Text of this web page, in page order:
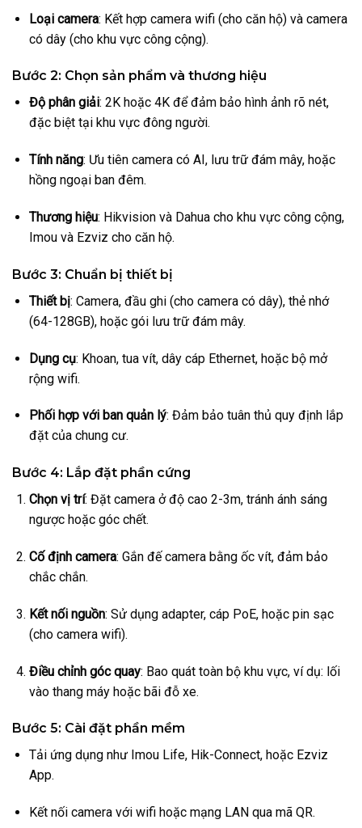
Loại camera: Kết hợp camera wifi (cho căn hộ) và camera
có dây (cho khu vực công cộng).
Bước 2: Chọn sản phẩm và thương hiệu
Độ phân giải: 2K hoặc 4K để đảm bảo hình ảnh rõ nét,
đặc biệt tại khu vực đông người.
Tính năng: Ưu tiên camera có AI, lưu trữ đám mây, hoặc
hồng ngoại ban đêm.
Thương hiệu: Hikvision và Dahua cho khu vực công cộng,
Imou và Ezviz cho căn hộ.
Bước 3: Chuẩn bị thiết bị
Thiết bị: Camera, đầu ghi (cho camera có dây), thẻ nhớ
(64-128GB), hoặc gói lưu trữ đám mây.
Dụng cụ: Khoan, tua vít, dây cáp Ethernet, hoặc bộ mở
rộng wifi.
Phối hợp với ban quản lý: Đảm bảo tuân thủ quy định lắp
đặt của chung cư.
Bước 4: Lắp đặt phần cứng
Chọn vị trí: Đặt camera ở độ cao 2-3m, tránh ánh sáng
ngược hoặc góc chết.
Cố định camera: Gắn đế camera bằng ốc vít, đảm bảo
chắc chắn.
Kết nối nguồn: Sử dụng adapter, cáp PoE, hoặc pin sạc
(cho camera wifi).
Điều chỉnh góc quay: Bao quát toàn bộ khu vực, ví dụ: lối
vào thang máy hoặc bãi đỗ xe.
Bước 5: Cài đặt phần mềm
Tải ứng dụng như Imou Life, Hik-Connect, hoặc Ezviz
App.
Kết nối camera với wifi hoặc mạng LAN qua mã QR.